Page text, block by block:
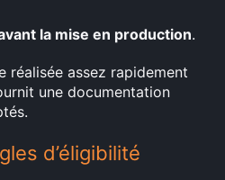
la mise en production.
réalisée assez rapidement
une documentation
d’éligibilité